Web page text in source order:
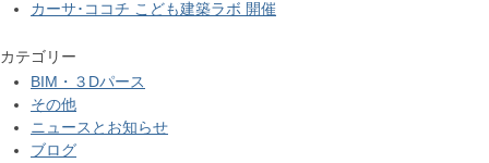
カーサ･ココチ こども建築ラボ 開催
カテゴリー
BIM・３Dパース
その他
ニュースとお知らせ
ブログ